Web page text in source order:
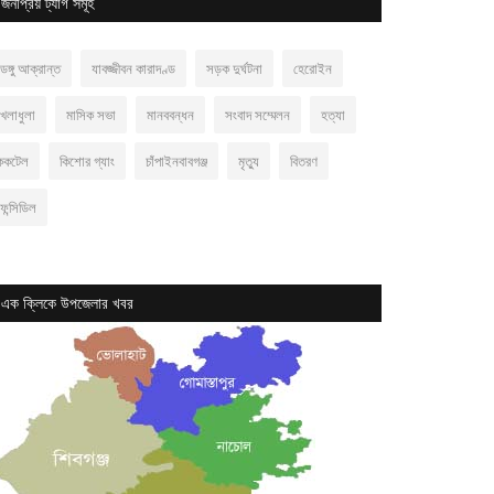
আক্রান্ত যাবজ্জীবন কারাদণ্ড সড়ক দুর্ঘটনা হেরোইন
মাসিক সভা মানববন্ধন সংবাদ সম্মেলন হত্যা
কিশোর গ্যাং চাঁপাইনবাবগঞ্জ মৃত্যু বিতরণ
এক ক্লিকে উপজেলার খবর